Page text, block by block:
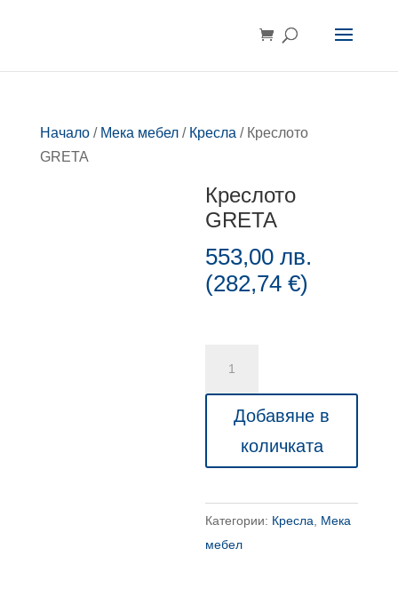
Начало/ Мека мебел/ Кресла / Креслото
GRETA
Креслото
GRETA
553,00лв.
(282,74€)
GRETA
Добавяне в
количката
Категории: Кресла
Мека
мебел